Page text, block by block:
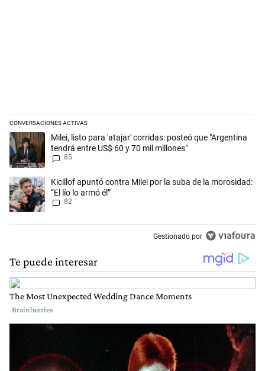
CONVERSACIONES ACTIVAS
Este listado muestra los artículos con más comentarios en los
Un artículo de tendencia con el título "Milei, listo para 'atajar'
Milei, listo para 'atajar' corridas: posteó que "Argentina
tendrá entre US$ 60 y 70 mil millones"
85
Un artículo de tendencia con el título "Kicillof apuntó contra Milei por
Kicillof apuntó contra Milei por la suba de la morosidad:
“El lío lo armó él”
82
Gestionado por